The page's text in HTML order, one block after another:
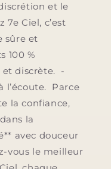
et le
Ciel, c’est
sûre et
100 %
et discrète. -
l’écoute. Parce
la confiance,
la
avec douceur
vous le meilleur